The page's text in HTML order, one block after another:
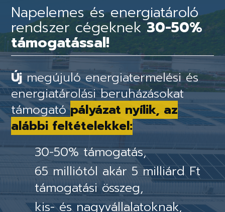
Napelemes és energiatároló
rendszer cégeknek30-50%
támogatással!
Újmegújuló energiatermelési és
energiatárolási beruházásokat
támogató pályázat nyílik, az
alábbi feltételekkel:
30-50% támogatás,
65 milliótól akár 5 milliárd Ft
támogatási összeg,
kis- és nagyvállalatoknak,